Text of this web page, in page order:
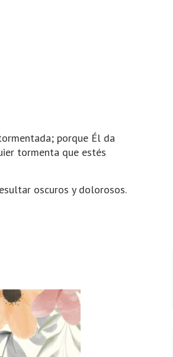
porque Él da
tormenta que estés
oscuros y dolorosos.